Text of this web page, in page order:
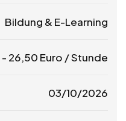
Bildung & E-Learning
- 26,50 Euro / Stunde
03/10/2026